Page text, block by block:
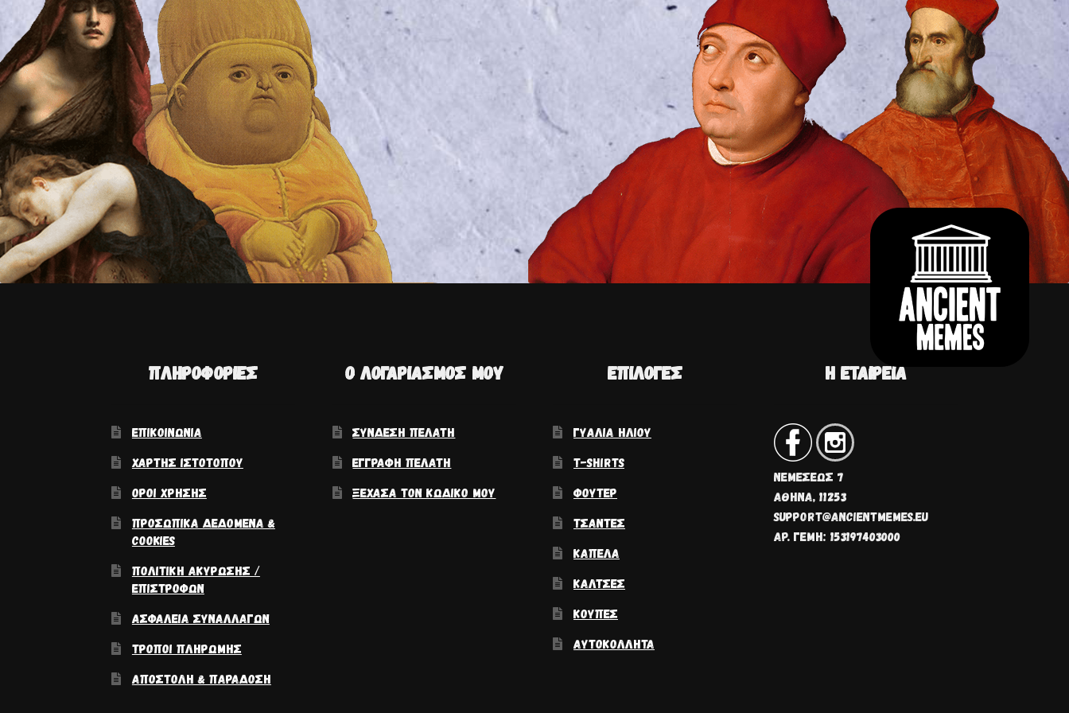
ΠΛΗΡΟΦΟΡΊΕΣ
ΕΠΙΚΟΙΝΩΝΊΑ
ΧΆΡΤΗΣ ΙΣΤΟΤΌΠΟΥ
ΌΡΟΙ ΧΡΉΣΗΣ
ΠΡΟΣΩΠΙΚΆ ΔΕΔΟΜΈΝΑ &
COOKIES
ΠΟΛΙΤΙΚΉ ΑΚΎΡΩΣΗΣ /
ΕΠΙΣΤΡΟΦΏΝ
ΑΣΦΆΛΕΙΑ ΣΥΝΑΛΛΑΓΏΝ
ΤΡΌΠΟΙ ΠΛΗΡΩΜΉΣ
ΑΠΟΣΤΟΛΉ & ΠΑΡΆΔΟΣΗ
Ο ΛΟΓΑΡΙΑΣΜΌΣ ΜΟΥ
ΣΎΝΔΕΣΗ ΠΕΛΆΤΗ
ΕΓΓΡΑΦΉ ΠΕΛΆΤΗ
ΞΈΧΑΣΑ ΤΟΝ ΚΩΔΙΚΌ ΜΟΥ
ΕΠΙΛΟΓΈΣ
ΓΥΑΛΙΆ ΗΛΊΟΥ
T-SHIRTS
ΦΟΎΤΕΡ
ΤΣΆΝΤΕΣ
ΚΑΠΈΛΑ
ΚΆΛΤΣΕΣ
ΚΟΎΠΕΣ
ΑΥΤΟΚΌΛΛΗΤΑ
Η ΕΤΑΙΡΕΊΑ
ΝΕΜΈΣΕΩΣ 7
ΑΘΗΝΑ, 11253
SUPPORT@ANCIENTMEMES.EU
ΑΡ. ΓΕΜΗ: 153197403000